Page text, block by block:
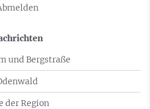
und Bergstraße
der Region